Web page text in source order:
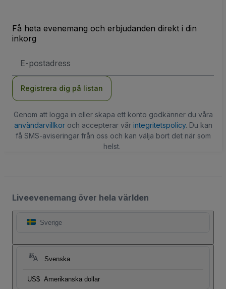
Få heta evenemang och erbjudanden direkt i din
inkorg
postadress
Registrera dig på listan
Genom att logga in eller skapa ett konto godkänner du våra
användarvillkoroch accepterar vår integritetspolicy. Du kan
få SMS-aviseringar från oss och kan välja bort det när som
helst.
Liveevenemang över hela världen
Sverige
Svenska
US$ Amerikanska dollar